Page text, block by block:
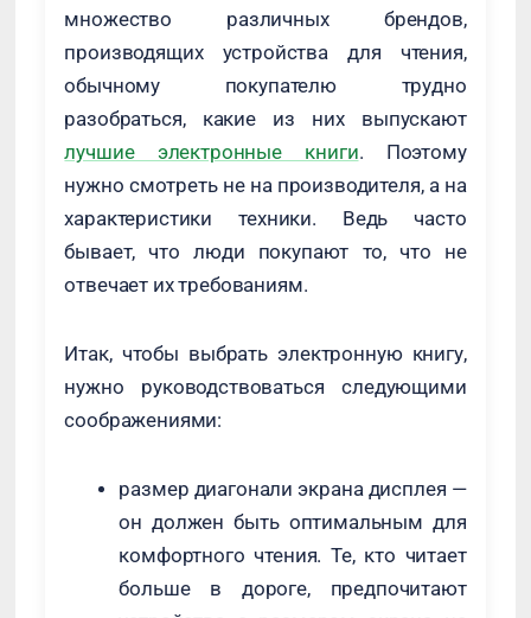
множество различных брендов,
производящих устройства для чтения,
обычному покупателю трудно
разобраться, какие из них выпускают
лучшие электронные книги. Поэтому
нужно смотреть не на производителя, а на
характеристики техники. Ведь часто
бывает, что люди покупают то, что не
отвечает их требованиям.
Итак, чтобы выбрать электронную книгу,
нужно руководствоваться следующими
соображениями:
размер диагонали экрана дисплея —
он должен быть оптимальным для
комфортного чтения. Те, кто читает
больше в дороге, предпочитают